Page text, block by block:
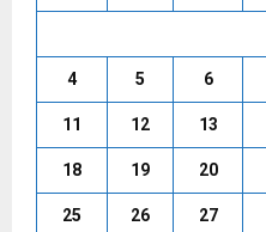
4 5 6
11 12 13
18 19 20
25 26 27